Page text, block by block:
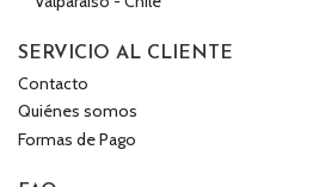
SERVICIO AL CLIENTE
Contacto
Quiénes somos
Formas de Pago